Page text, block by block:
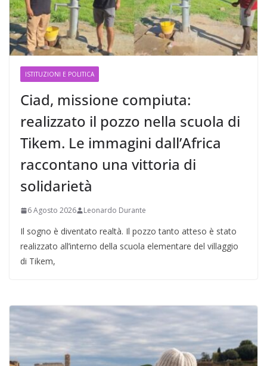
ISTITUZIONI E POLITICA
Ciad, missione compiuta:
realizzato il pozzo nella scuola di
Tikem. Le immagini dall’Africa
raccontano una vittoria di
solidarietà
6 Agosto 2026 Leonardo Durante
Il sogno è diventato realtà. Il pozzo tanto atteso è stato
realizzato all’interno della scuola elementare del villaggio
di Tikem,